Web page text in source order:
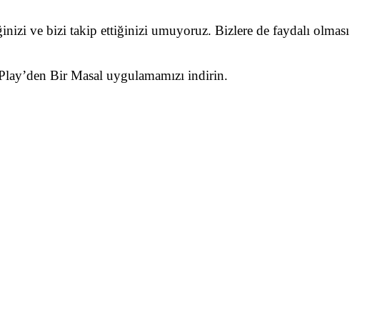
ve bizi takip ettiğinizi umuyoruz. Bizlere de faydalı olması
Bir Masal uygulamamızı indirin.